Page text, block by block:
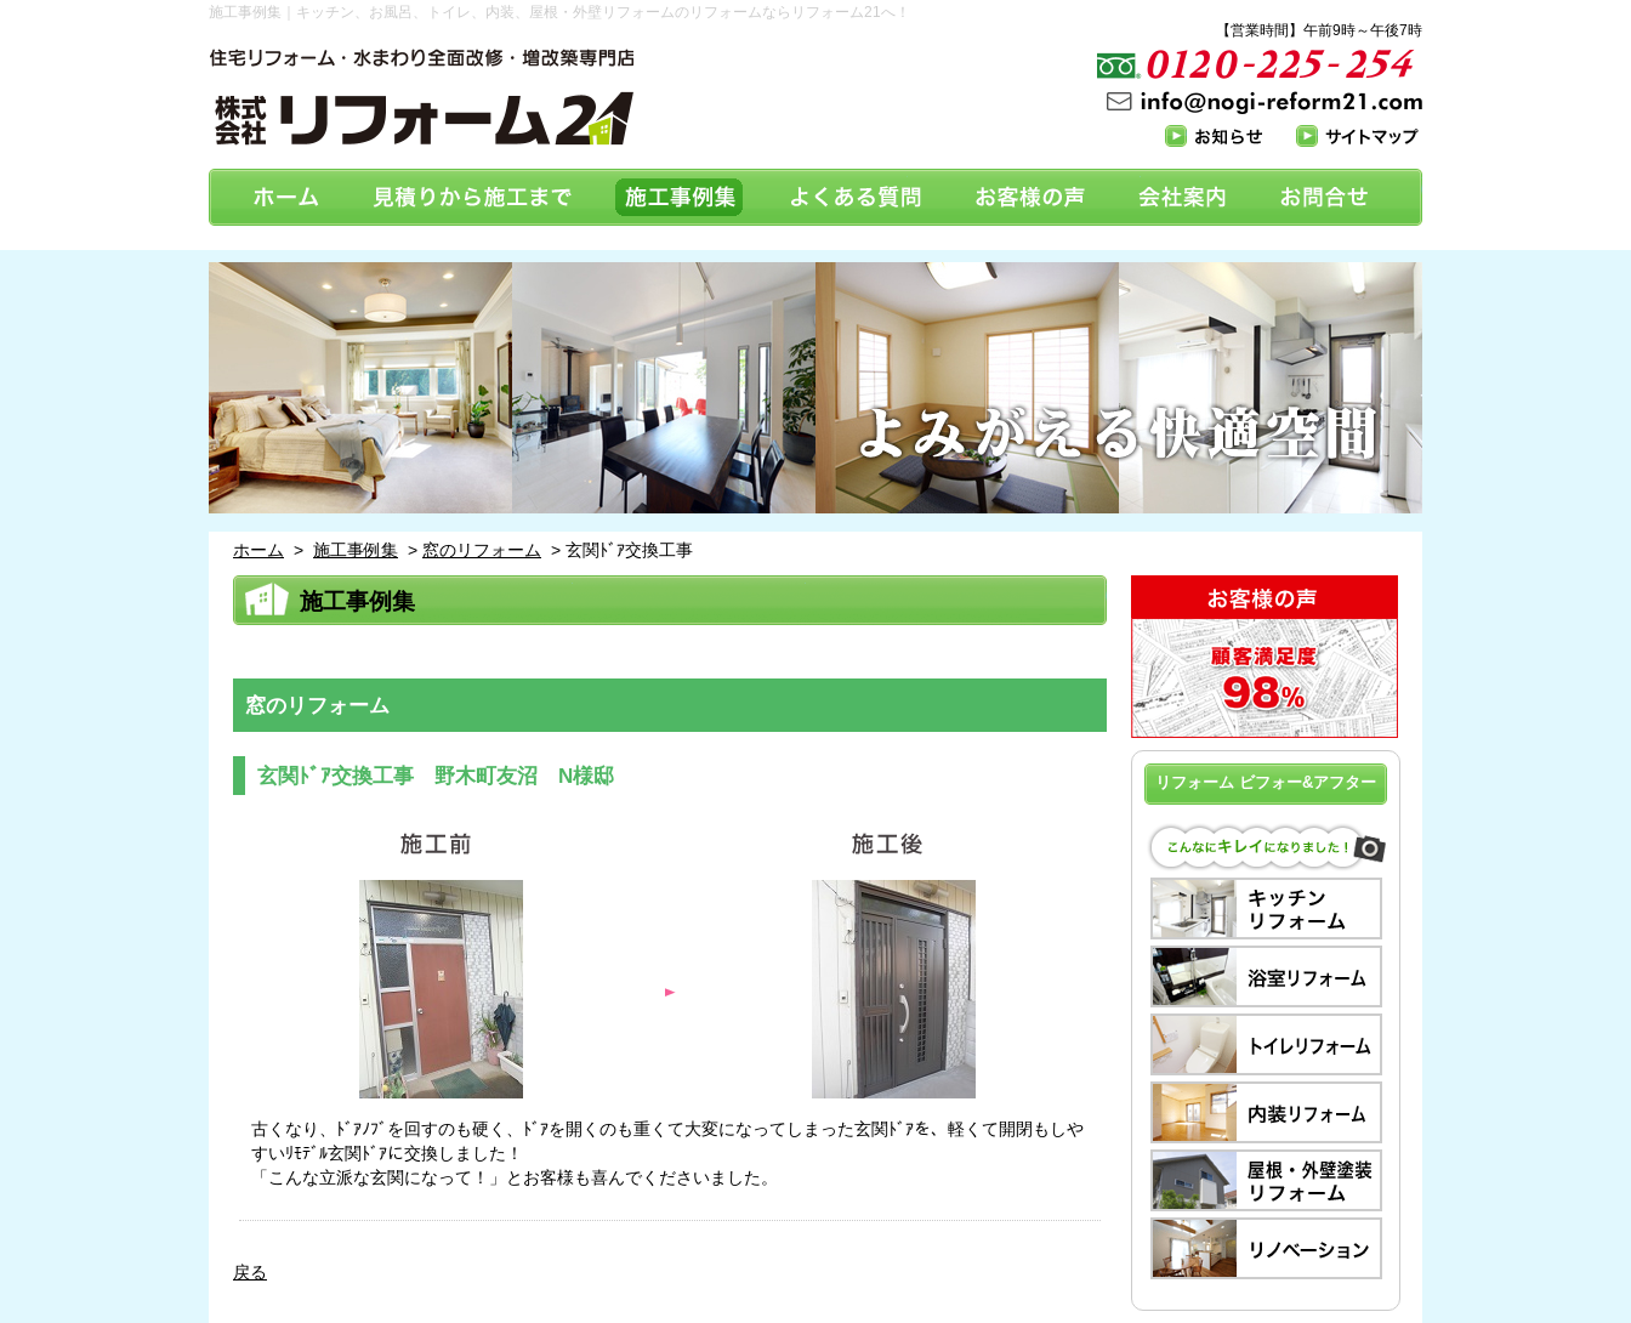
施工事例集｜キッチン、お風呂、トイレ、内装、屋根・外壁リフォームのリフォームならリフォーム21へ！
【営業時間】午前9時～午後7時
ホーム > 施工事例集 > 窓のリフォーム > 玄関ﾄﾞｱ交換工事
施工事例集
窓のリフォーム
玄関ﾄﾞｱ交換工事 野木町友沼 N様邸
古くなり、ﾄﾞｱﾉﾌﾞを回すのも硬く、ﾄﾞｱを開くのも重くて大変になってしまった玄関ﾄﾞｱを、軽くて開閉もしや
すいﾘﾓﾃﾞﾙ玄関ﾄﾞｱに交換しました！
「こんな立派な玄関になって！」とお客様も喜んでくださいました。
戻る
リフォーム ビフォー&アフター